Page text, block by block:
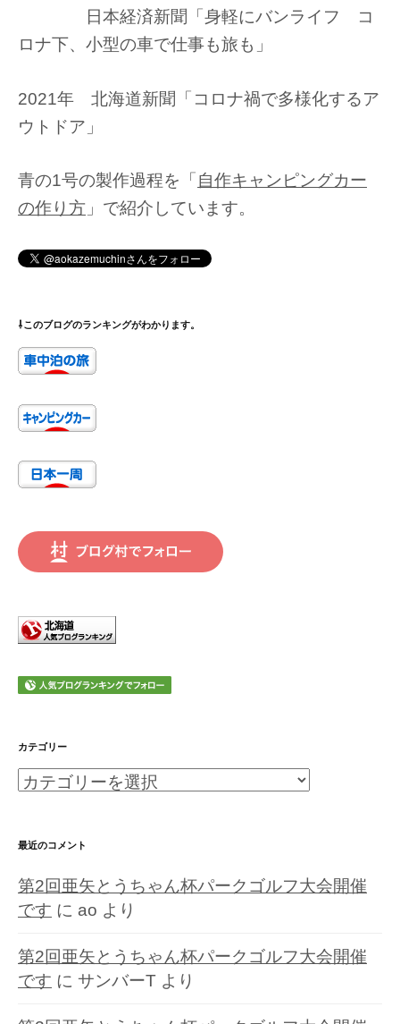
日本経済新聞「身軽にバンライフ コ
ロナ下、小型の車で仕事も旅も」
2021年 北海道新聞「コロナ禍で多様化するア
ウトドア」
青の1号の製作過程を「自作キャンピングカー
の作り方 」で紹介しています。
⇩このブログのランキングがわかります。
カテゴリー
カ
ゴ
ー
最近のコメント
第2回亜矢とうちゃん杯パークゴルフ大会開催
です に ao より
第2回亜矢とうちゃん杯パークゴルフ大会開催
です に サンバーT より